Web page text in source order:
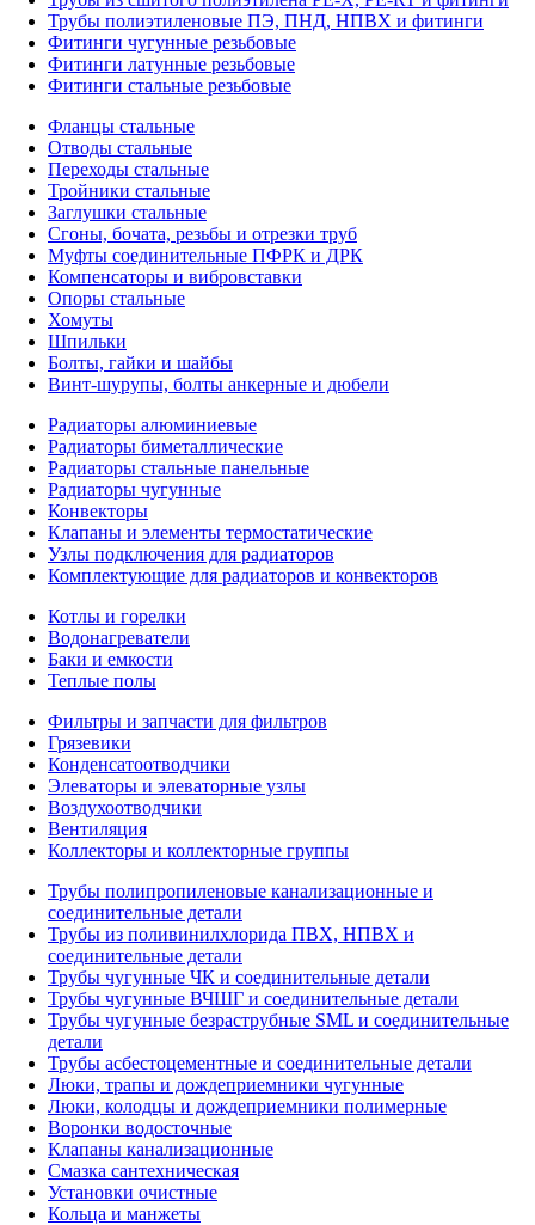
Трубы полиэтиленовые ПЭ, ПНД, НПВХ и фитинги
Фитинги чугунные резьбовые
Фитинги латунные резьбовые
Фитинги стальные резьбовые
Фланцы стальные
Отводы стальные
Переходы стальные
Тройники стальные
Заглушки стальные
Сгоны, бочата, резьбы и отрезки труб
Муфты соединительные ПФРК и ДРК
Компенсаторы и вибровставки
Опоры стальные
Хомуты
Шпильки
Болты, гайки и шайбы
Винт-шурупы, болты анкерные и дюбели
Радиаторы алюминиевые
Радиаторы биметаллические
Радиаторы стальные панельные
Радиаторы чугунные
Конвекторы
Клапаны и элементы термостатические
Узлы подключения для радиаторов
Комплектующие для радиаторов и конвекторов
Котлы и горелки
Водонагреватели
Баки и емкости
Теплые полы
Фильтры и запчасти для фильтров
Грязевики
Конденсатоотводчики
Элеваторы и элеваторные узлы
Воздухоотводчики
Вентиляция
Коллекторы и коллекторные группы
Трубы полипропиленовые канализационные и
соединительные детали
Трубы из поливинилхлорида ПВХ, НПВХ и
соединительные детали
Трубы чугунные ЧК и соединительные детали
Трубы чугунные ВЧШГ и соединительные детали
Трубы чугунные безраструбные SML и соединительные
детали
Трубы асбестоцементные и соединительные детали
Люки, трапы и дождеприемники чугунные
Люки, колодцы и дождеприемники полимерные
Воронки водосточные
Клапаны канализационные
Смазка сантехническая
Установки очистные
Кольца и манжеты